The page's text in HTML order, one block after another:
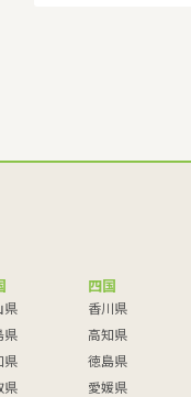
県
県
県
県
四国
香川県
高知県
徳島県
愛媛県